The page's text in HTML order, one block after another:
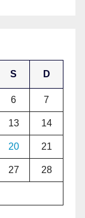
S D
6 7
13 14
20 21
27 28